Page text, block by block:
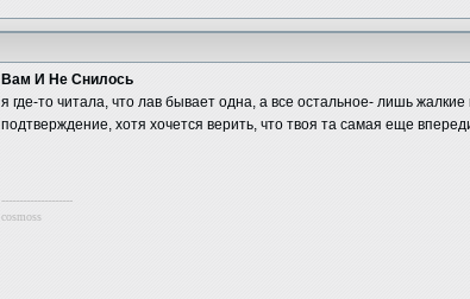
Вам И Не Снилось
я где-то читала, что лав бывает одна, а все остальное- лишь
подтверждение, хотя хочется верить, что твоя та самая еще
--------------------
cosmoss